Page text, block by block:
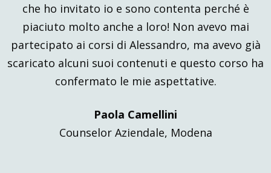
che ho invitato io e sono contenta perché è
piaciuto molto anche a loro! Non avevo mai
partecipato ai corsi di Alessandro, ma avevo già
scaricato alcuni suoi contenuti e questo corso ha
confermato le mie aspettative.
Paola Camellini
Counselor Aziendale, Modena